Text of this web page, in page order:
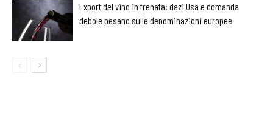
Export del vino in frenata: dazi Usa e domanda
debole pesano sulle denominazioni europee